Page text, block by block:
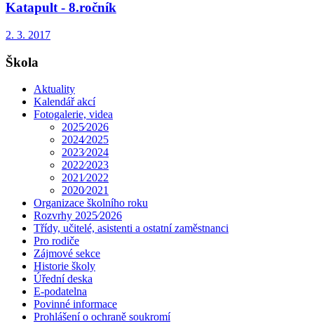
Katapult - 8.ročník
2. 3. 2017
Škola
Aktuality
Kalendář akcí
Fotogalerie, videa
2025⁄2026
2024⁄2025
2023⁄2024
2022⁄2023
2021⁄2022
2020⁄2021
Organizace školního roku
Rozvrhy 2025⁄2026
Třídy, učitelé, asistenti a ostatní zaměstnanci
Pro rodiče
Zájmové sekce
Historie školy
Úřední deska
E-podatelna
Povinné informace
Prohlášení o ochraně soukromí